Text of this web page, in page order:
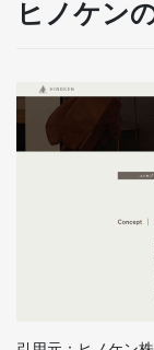
ヒノケン